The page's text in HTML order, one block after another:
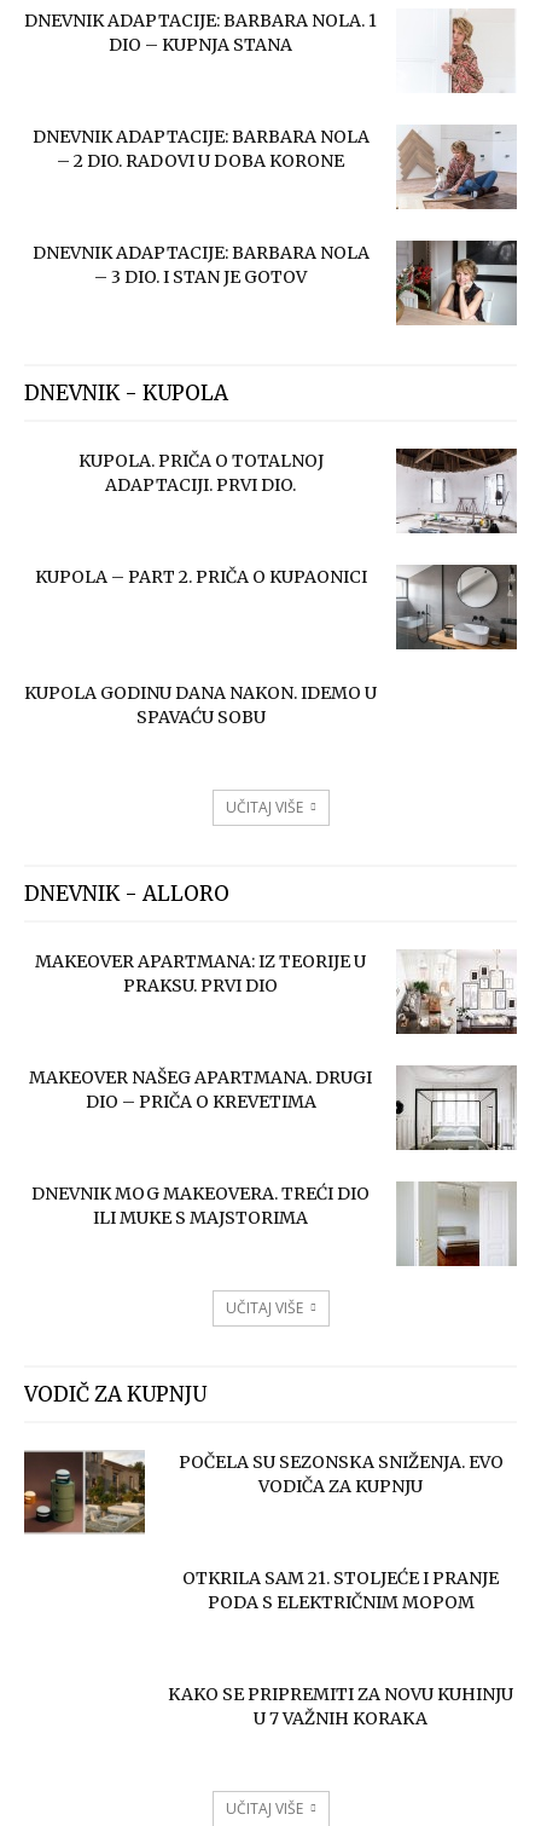
DNEVNIK ADAPTACIJE: BARBARA NOLA. 1
DIO – KUPNJA STANA
DNEVNIK ADAPTACIJE: BARBARA NOLA
– 2 DIO. RADOVI U DOBA KORONE
DNEVNIK ADAPTACIJE: BARBARA NOLA
– 3 DIO. I STAN JE GOTOV
DNEVNIK - KUPOLA
KUPOLA. PRIČA O TOTALNOJ
ADAPTACIJI. PRVI DIO.
KUPOLA – PART 2. PRIČA O KUPAONICI
KUPOLA GODINU DANA NAKON. IDEMO U
SPAVAĆU SOBU
UČITAJ VIŠE
DNEVNIK - ALLORO
MAKEOVER APARTMANA: IZ TEORIJE U
PRAKSU. PRVI DIO
MAKEOVER NAŠEG APARTMANA. DRUGI
DIO – PRIČA O KREVETIMA
DNEVNIK MOG MAKEOVERA. TREĆI DIO
ILI MUKE S MAJSTORIMA
UČITAJ VIŠE
VODIČ ZA KUPNJU
POČELA SU SEZONSKA SNIŽENJA. EVO
VODIČA ZA KUPNJU
OTKRILA SAM 21. STOLJEĆE I PRANJE
PODA S ELEKTRIČNIM MOPOM
KAKO SE PRIPREMITI ZA NOVU KUHINJU
U 7 VAŽNIH KORAKA
UČITAJ VIŠE